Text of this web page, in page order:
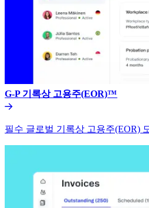
G-P 기록상 고용주(EOR)™​​
필수 글로벌 기록상 고용주(EOR)